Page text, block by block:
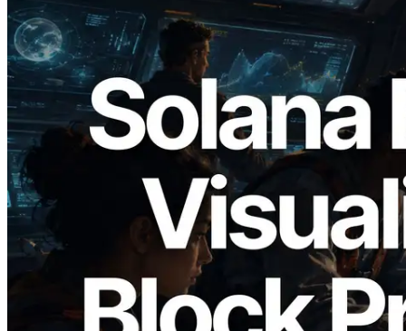
2026.05.24
Validators Solutions lança Solana Block
Analyzer — Visualizando o tempo de
produção de bloco por slot e o validador
responsável